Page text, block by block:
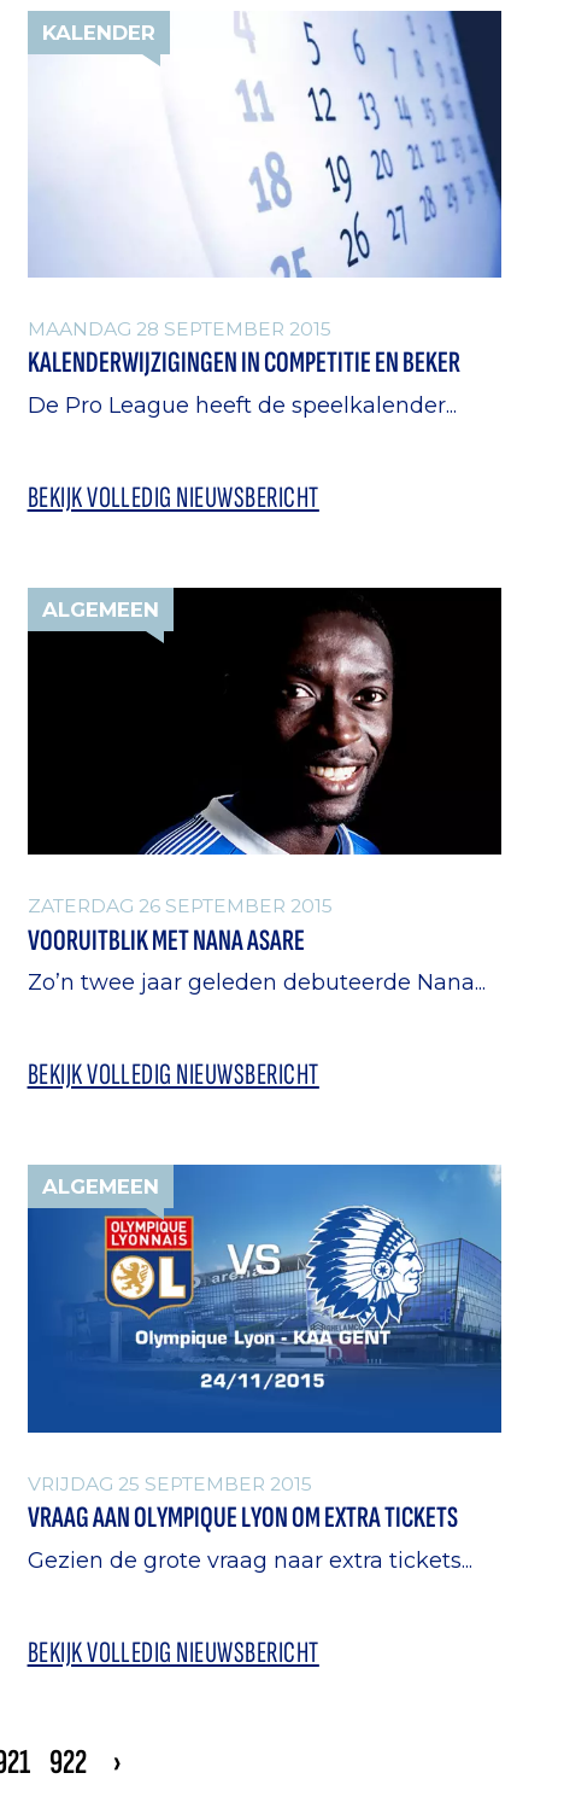
KALENDER
MAANDAG 28 SEPTEMBER 2015
KALENDERWIJZIGINGEN IN COMPETITIE EN BEKER
De Pro League heeft de speelkalender...
BEKIJK VOLLEDIG NIEUWSBERICHT
ALGEMEEN
ZATERDAG 26 SEPTEMBER 2015
VOORUITBLIK MET NANA ASARE
Zo’n twee jaar geleden debuteerde Nana...
BEKIJK VOLLEDIG NIEUWSBERICHT
ALGEMEEN
VRIJDAG 25 SEPTEMBER 2015
VRAAG AAN OLYMPIQUE LYON OM EXTRA TICKETS
Gezien de grote vraag naar extra tickets...
BEKIJK VOLLEDIG NIEUWSBERICHT
922 ›